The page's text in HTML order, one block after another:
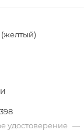
(желтый)
удостоверение —